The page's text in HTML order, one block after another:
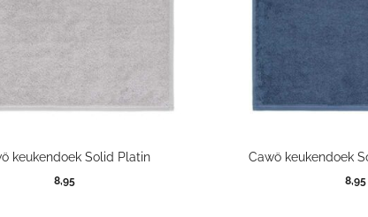
keukendoek Solid Platin
8,95
Cawö keukendoek
8,95